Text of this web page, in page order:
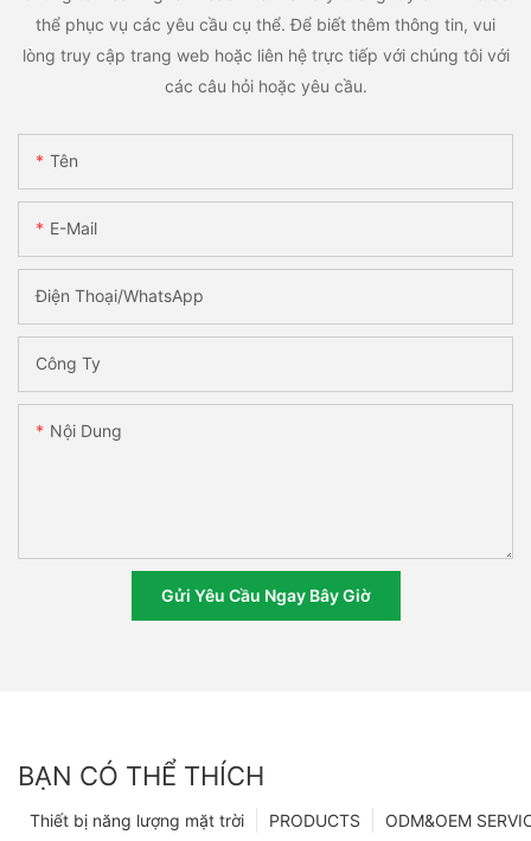
thể phục vụ các yêu cầu cụ thể. Để biết thêm thông tin, vui
lòng truy cập trang web hoặc liên hệ trực tiếp với chúng tôi với
các câu hỏi hoặc yêu cầu.
Tên
E-Mail
Điện Thoại/WhatsApp
Công Ty
Nội Dung
Gửi Yêu Cầu Ngay Bây Giờ
BẠN CÓ THỂ THÍCH
ODM&OEM
PRODUCTS
Thiết bị năng lượng mặt trời